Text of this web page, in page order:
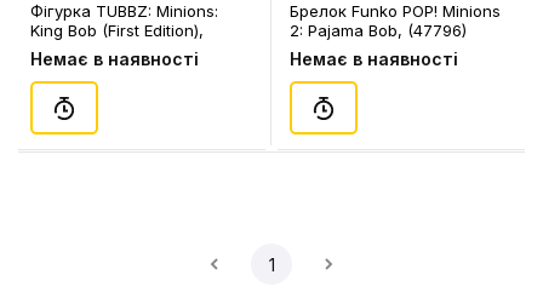
Фігурка TUBBZ: Minions:
King Bob (First Edition),
(450818)
Немає в наявності
Брелок Funko POP! Minions
2: Pajama Bob, (47796)
Немає в наявності
1